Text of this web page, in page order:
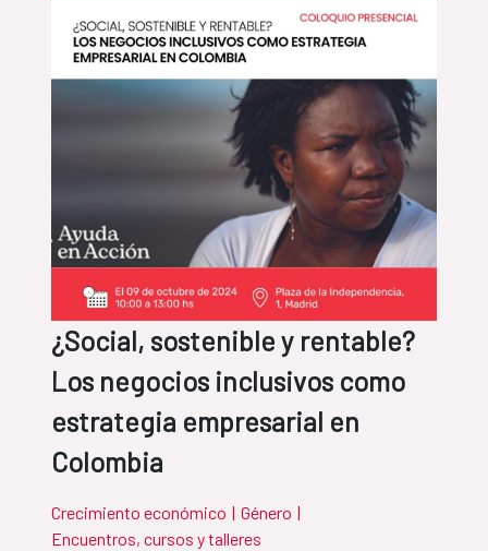
¿Social, sostenible y rentable?
Los negocios inclusivos como
estrategia empresarial en
Colombia
Crecimiento económico | Género |
Encuentros, cursos y talleres